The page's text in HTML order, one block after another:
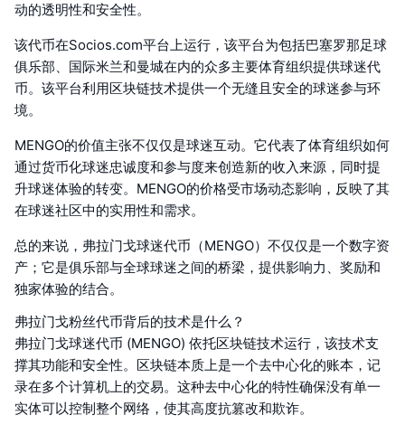
动的透明性和安全性。
该代币在Socios.com平台上运行，该平台为包括巴塞罗那足球
俱乐部、国际米兰和曼城在内的众多主要体育组织提供球迷代
币。该平台利用区块链技术提供一个无缝且安全的球迷参与环
境。
MENGO的价值主张不仅仅是球迷互动。它代表了体育组织如何
通过货币化球迷忠诚度和参与度来创造新的收入来源，同时提
升球迷体验的转变。MENGO的价格受市场动态影响，反映了其
在球迷社区中的实用性和需求。
总的来说，弗拉门戈球迷代币（MENGO）不仅仅是一个数字资
产；它是俱乐部与全球球迷之间的桥梁，提供影响力、奖励和
独家体验的结合。
弗拉门戈粉丝代币背后的技术是什么？
弗拉门戈球迷代币 (MENGO) 依托区块链技术运行，该技术支
撑其功能和安全性。区块链本质上是一个去中心化的账本，记
录在多个计算机上的交易。这种去中心化的特性确保没有单一
实体可以控制整个网络，使其高度抗篡改和欺诈。